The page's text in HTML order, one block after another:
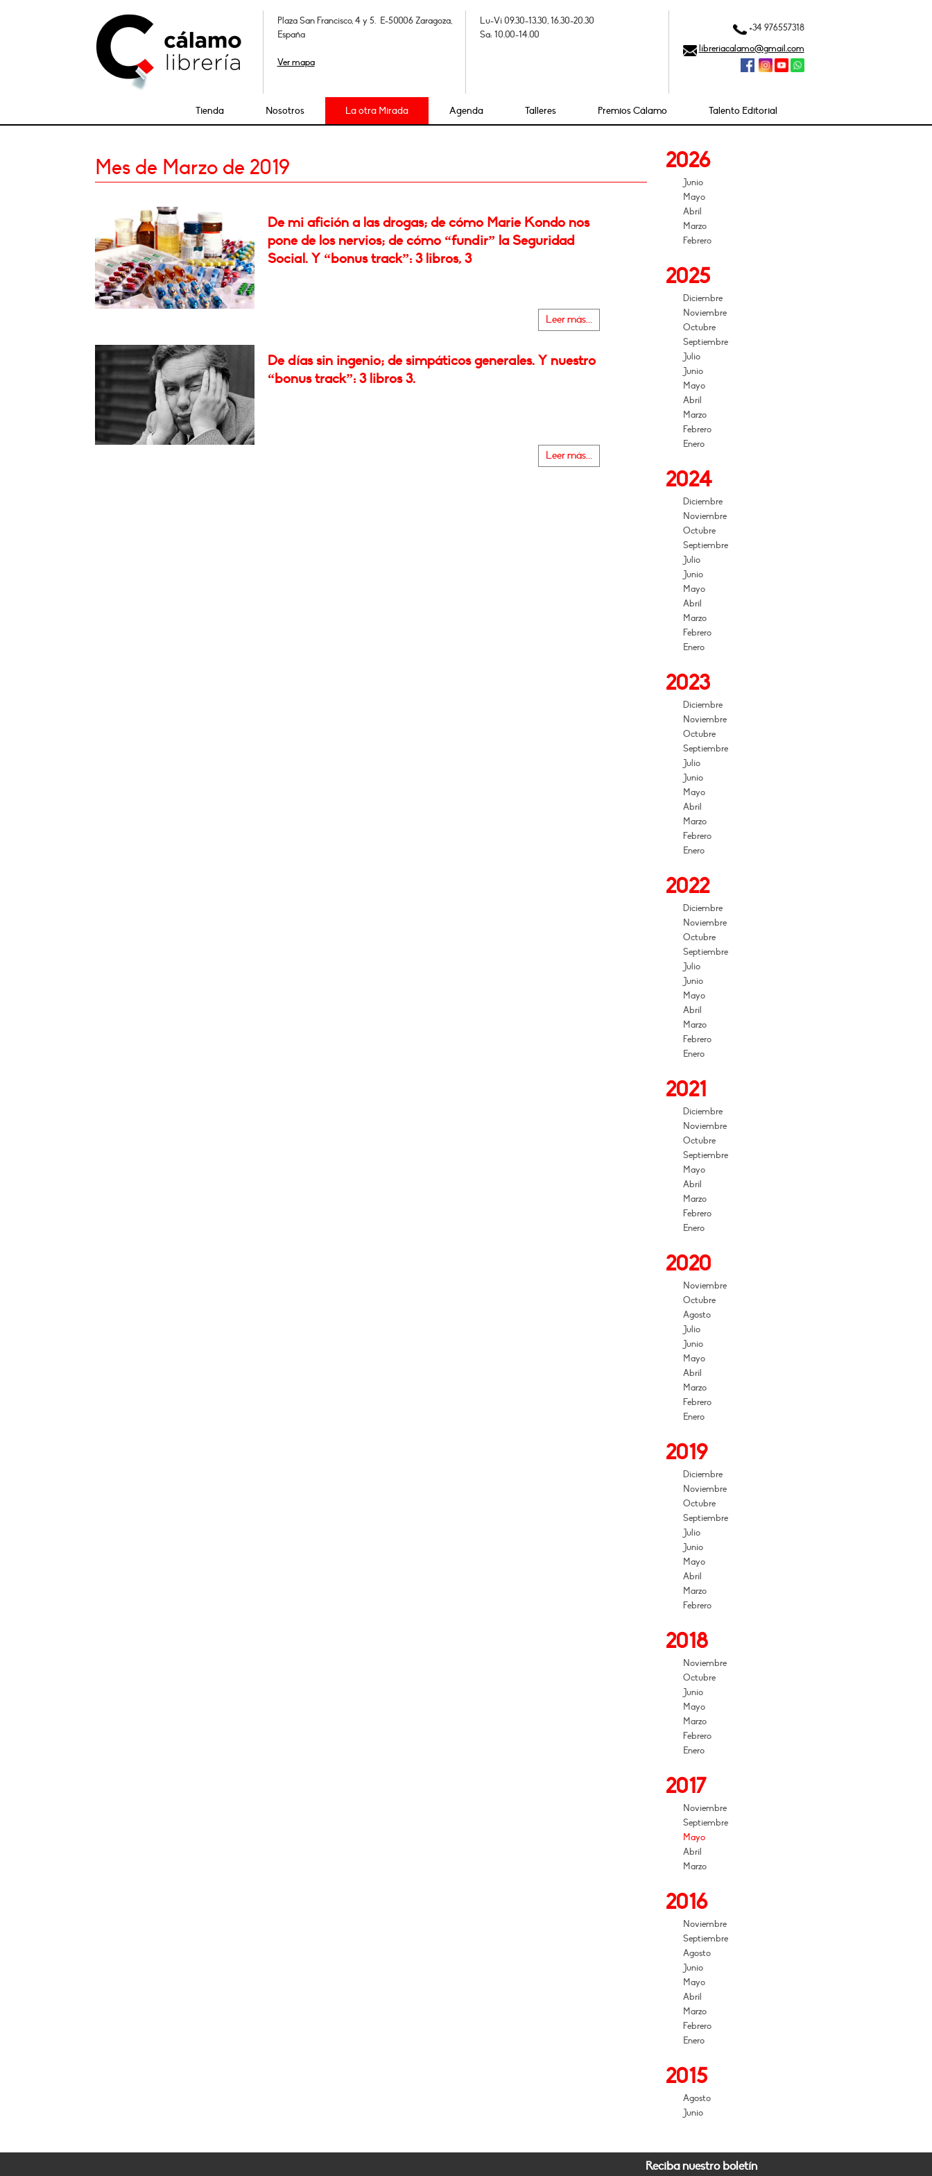
Plaza San Francisco, 4 y 5. E-50006 Zaragoza,
España
Ver mapa
Lu-Vi 09.30-13.30, 16.30-20.30
Sa: 10.00-14.00
+34 976557318
libreriacalamo@gmail.com
Tienda Nosotros La otra Mirada Agenda Talleres Premios Cálamo Talento Editorial
Mes de Marzo de 2019
De mi afición a las drogas; de cómo Marie Kondo nos
pone de los nervios; de cómo “fundir” la Seguridad
Social. Y “bonus track”: 3 libros, 3
Leer más...
De días sin ingenio; de simpáticos generales. Y nuestro
“bonus track”: 3 libros 3.
Leer más...
2026
Junio
Mayo
Abril
Marzo
Febrero
2025
Diciembre
Noviembre
Octubre
Septiembre
Julio
Junio
Mayo
Abril
Marzo
Febrero
Enero
2024
Diciembre
Noviembre
Octubre
Septiembre
Julio
Junio
Mayo
Abril
Marzo
Febrero
Enero
2023
Diciembre
Noviembre
Octubre
Septiembre
Julio
Junio
Mayo
Abril
Marzo
Febrero
Enero
2022
Diciembre
Noviembre
Octubre
Septiembre
Julio
Junio
Mayo
Abril
Marzo
Febrero
Enero
2021
Diciembre
Noviembre
Octubre
Septiembre
Mayo
Abril
Marzo
Febrero
Enero
2020
Noviembre
Octubre
Agosto
Julio
Junio
Mayo
Abril
Marzo
Febrero
Enero
2019
Diciembre
Noviembre
Octubre
Septiembre
Julio
Junio
Mayo
Abril
Marzo
Febrero
2018
Noviembre
Octubre
Junio
Mayo
Marzo
Febrero
Enero
2017
Noviembre
Septiembre
Mayo
Abril
Marzo
2016
Noviembre
Septiembre
Agosto
Junio
Mayo
Abril
Marzo
Febrero
Enero
2015
Agosto
Junio
Reciba nuestro boletín